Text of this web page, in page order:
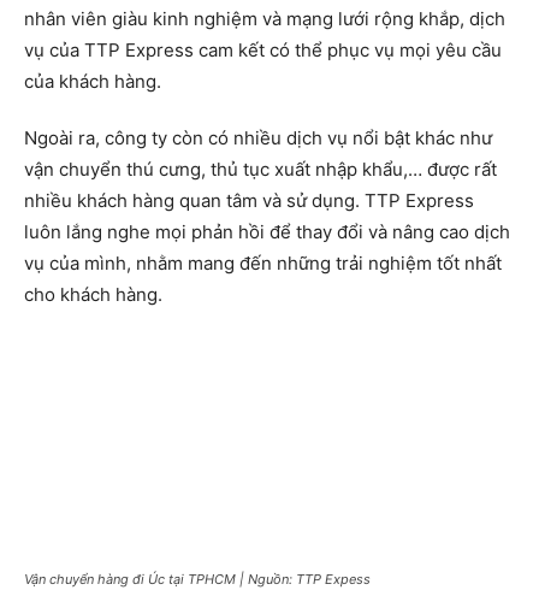
nhân viên giàu kinh nghiệm và mạng lưới rộng khắp, dịch
vụ của TTP Express cam kết có thể phục vụ mọi yêu cầu
của khách hàng.
Ngoài ra, công ty còn có nhiều dịch vụ nổi bật khác như
vận chuyển thú cưng, thủ tục xuất nhập khẩu,… được rất
nhiều khách hàng quan tâm và sử dụng. TTP Express
luôn lắng nghe mọi phản hồi để thay đổi và nâng cao dịch
vụ của mình, nhằm mang đến những trải nghiệm tốt nhất
cho khách hàng.
Vận chuyển hàng đi Úc tại TPHCM | Nguồn: TTP Expess